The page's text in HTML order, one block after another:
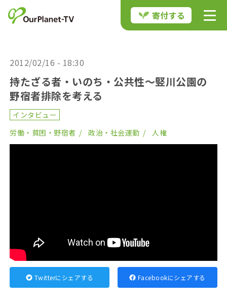
寄付する
2012/02/16 - 18:30
持たざる者・いのち・公共性～竪川公園の
野宿者排除を考える
インタビュー
労働・貧困・野宿者
政治・社会運動 人権
Twitterにシェアする Facebookにシェアする